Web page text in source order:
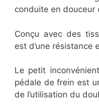
conduite en douceur
Conçu avec des
est d’une résistance
Le petit
pédale de frein est
de l’utilisation du